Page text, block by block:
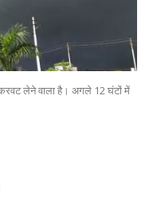
लेने वाला है। अगले 12 घंटों में